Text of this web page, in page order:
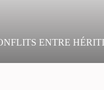
ENTRE